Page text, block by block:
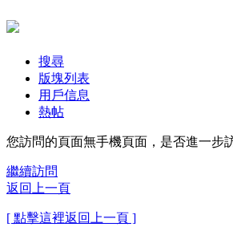
搜尋
版塊列表
用戶信息
熱帖
您訪問的頁面無手機頁面，是否進一步
繼續訪問
返回上一頁
[ 點擊這裡返回上一頁 ]